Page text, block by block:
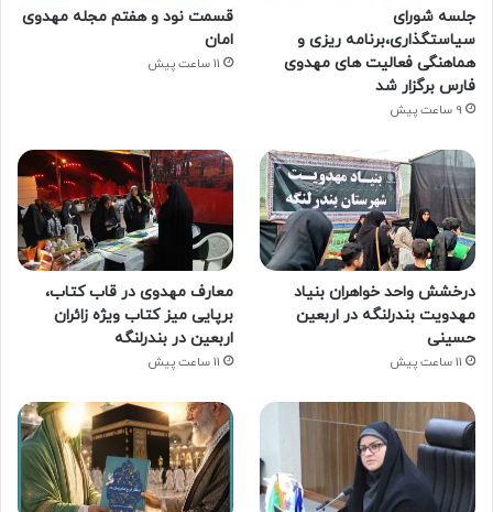
جلسه شورای
سیاستگذاری،برنامه ریزی و
هماهنگی فعالیت های مهدوی
فارس برگزار شد
9 ساعت پیش
قسمت نود و هفتم مجله مهدوی
امان
11 ساعت پیش
درخشش واحد خواهران بنیاد
مهدویت بندرلنگه در اربعین
حسینی
11 ساعت پیش
معارف مهدوی در قاب کتاب،
برپایی میز کتاب ویژه زائران
اربعین در بندرلنگه
11 ساعت پیش